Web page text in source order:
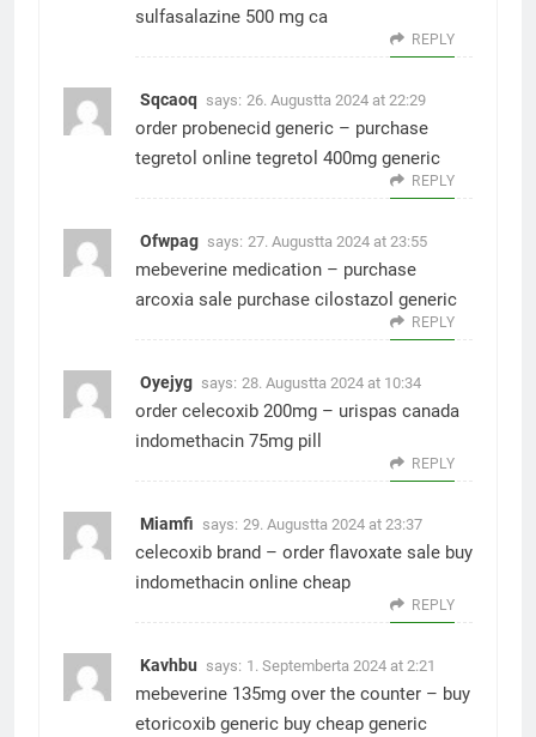
sulfasalazine 500 mg ca
REPLY
Sqcaoq says: 26. Augustta 2024 at 22:29
order probenecid generic – purchase
tegretol online tegretol 400mg generic
REPLY
Ofwpag says: 27. Augustta 2024 at 23:55
mebeverine medication – purchase
arcoxia sale purchase cilostazol generic
REPLY
Oyejyg says: 28. Augustta 2024 at 10:34
order celecoxib 200mg – urispas canada
indomethacin 75mg pill
REPLY
Miamfi says: 29. Augustta 2024 at 23:37
celecoxib brand – order flavoxate sale buy
indomethacin online cheap
REPLY
Kavhbu says: 1. Septemberta 2024 at 2:21
mebeverine 135mg over the counter – buy
etoricoxib generic buy cheap generic